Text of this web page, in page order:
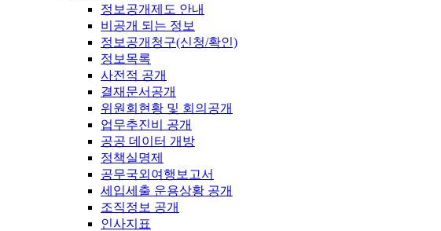
정보공개제도 안내
비공개 되는 정보
정보공개청구(신청/확인)
정보목록
사전적 공개
결재문서공개
위원회현황 및 회의공개
업무추진비 공개
공공 데이터 개방
정책실명제
공무국외여행보고서
세입세출 운용상황 공개
조직정보 공개
인사지표